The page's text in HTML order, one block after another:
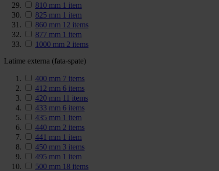
810 mm 1 item
825 mm 1 item
860 mm 12 items
877 mm 1 item
1000 mm 2 items
Latime externa (fata-spate)
400 mm 7 items
412 mm 6 items
420 mm 11 items
433 mm 6 items
435 mm 1 item
440 mm 2 items
441 mm 1 item
450 mm 3 items
495 mm 1 item
500 mm 18 items